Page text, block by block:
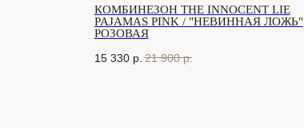
КОМБИНЕЗОН THE INNOCENT LIE
PAJAMAS PINK / "НЕВИННАЯ ЛОЖЬ"
РОЗОВАЯ
15 330 р. 21 900 р.